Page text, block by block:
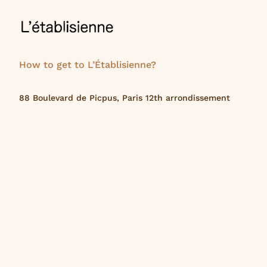
How to get to L’Établisienne?
88 Boulevard de Picpus, Paris 12th arrondissement